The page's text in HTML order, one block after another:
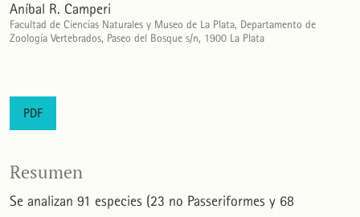
Aníbal R. Camperi
Facultad de Ciencias Naturales y Museo de La Plata, Departamento de
Zoología Vertebrados, Paseo del Bosque s/n, 1900 La Plata
PDF
Resumen
Se analizan 91 especies (23 no Passeriformes y 68